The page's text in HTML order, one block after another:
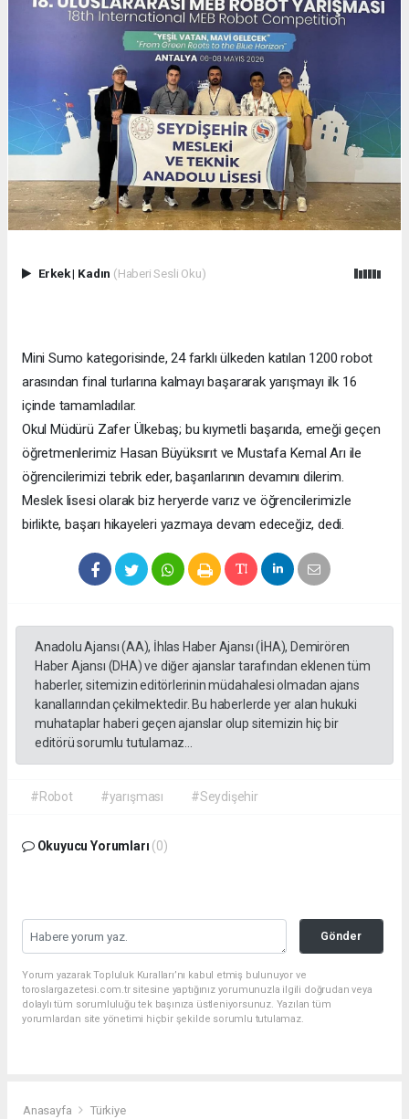
Erkek| Kadın (Haberi Sesli Oku)
Mini Sumo kategorisinde, 24 farklı ülkeden katılan 1200 robot
arasından final turlarına kalmayı başararak yarışmayı ilk 16
içinde tamamladılar.
Okul Müdürü Zafer Ülkebaş; bu kıymetli başarıda, emeği geçen
öğretmenlerimiz Hasan Büyüksırıt ve Mustafa Kemal Arı ile
öğrencilerimizi tebrik eder, başarılarının devamını dilerim.
Meslek lisesi olarak biz heryerde varız ve öğrencilerimizle
birlikte, başarı hikayeleri yazmaya devam edeceğiz, dedi.
Anadolu Ajansı (AA), İhlas Haber Ajansı (İHA), Demirören
Haber Ajansı (DHA) ve diğer ajanslar tarafından eklenen tüm
haberler, sitemizin editörlerinin müdahalesi olmadan ajans
kanallarından çekilmektedir. Bu haberlerde yer alan hukuki
muhataplar haberi geçen ajanslar olup sitemizin hiç bir
editörü sorumlu tutulamaz...
#Robot #yarışması #Seydişehir
Okuyucu Yorumları (0)
Gönder
Yorum yazarak Topluluk Kuralları’nı kabul etmiş bulunuyor ve
toroslargazetesi.com.tr sitesine yaptığınız yorumunuzla ilgili doğrudan veya
dolaylı tüm sorumluluğu tek başınıza üstleniyorsunuz. Yazılan tüm
yorumlardan site yönetimi hiçbir şekilde sorumlu tutulamaz.
Anasayfa Türkiye